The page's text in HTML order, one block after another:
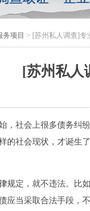
务项目 > [苏州私人调查]专
[苏州私人
，社会上很多债务纠
的社会现状，才诞生了
规定，就不违法。比
应当采取合法手段，